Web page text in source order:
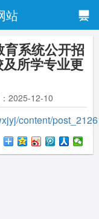
站
系统公开招
所学专业更
2025-12-10
content/